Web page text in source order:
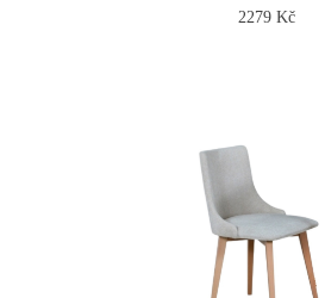
2279 Kč